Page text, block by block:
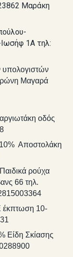
Μαράκη
1Α τηλ:
υπολογιστών
Μαγαρά
οδός
Αποστολάκη
ρούχα
66 τηλ.
έκπτωση 10-
Είδη Σκίασης